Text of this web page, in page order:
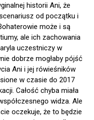
historii Ani, że
od początku i
może i są
ale ich zachowania
uczestniczy w
dobrze mogłaby pójść
Ani i jej rówieśników
w czasie do 2017
Całość chyba miała
widza. Ale
oczekuje, że to będzie